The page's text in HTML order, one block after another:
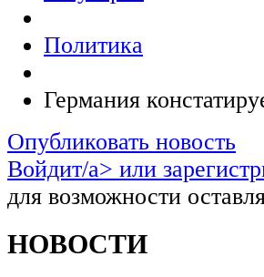
Политика
Германия
Опубликовать новость
Войдит/a> или
для возможности
НОВОСТИ